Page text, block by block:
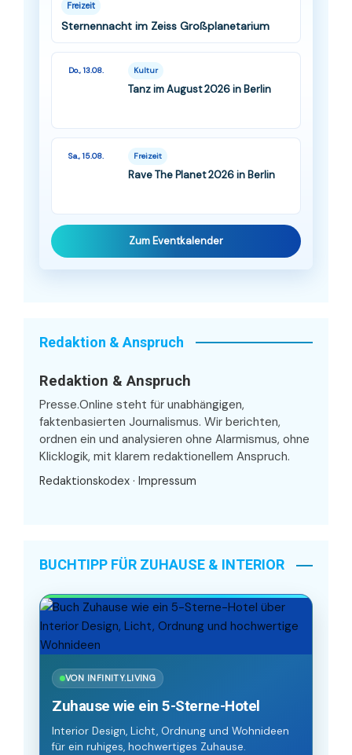
Freizeit
Sternennacht im Zeiss Großplanetarium
Do., 13.08. Kultur
Tanz im August 2026 in Berlin
Sa., 15.08. Freizeit
Rave The Planet 2026 in Berlin
Zum Eventkalender
Redaktion & Anspruch
Redaktion & Anspruch
Presse.Online steht für unabhängigen,
faktenbasierten Journalismus. Wir berichten,
ordnen ein und analysieren ohne Alarmismus, ohne
Klicklogik, mit klarem redaktionellem Anspruch.
Redaktionskodex · Impressum
BUCHTIPP FÜR ZUHAUSE & INTERIOR
VON INFINITY.LIVING
Zuhause wie ein 5-Sterne-Hotel
Interior Design, Licht, Ordnung und Wohnideen
für ein ruhiges, hochwertiges Zuhause.